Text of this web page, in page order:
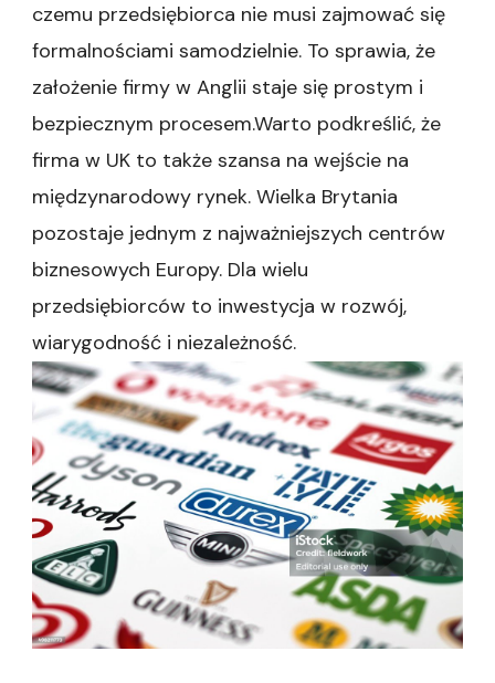
czemu przedsiębiorca nie musi zajmować się
formalnościami samodzielnie. To sprawia, że
założenie firmy w Anglii staje się prostym i
bezpiecznym procesem.Warto podkreślić, że
firma w UK to także szansa na wejście na
międzynarodowy rynek. Wielka Brytania
pozostaje jednym z najważniejszych centrów
biznesowych Europy. Dla wielu
przedsiębiorców to inwestycja w rozwój,
wiarygodność i niezależność.